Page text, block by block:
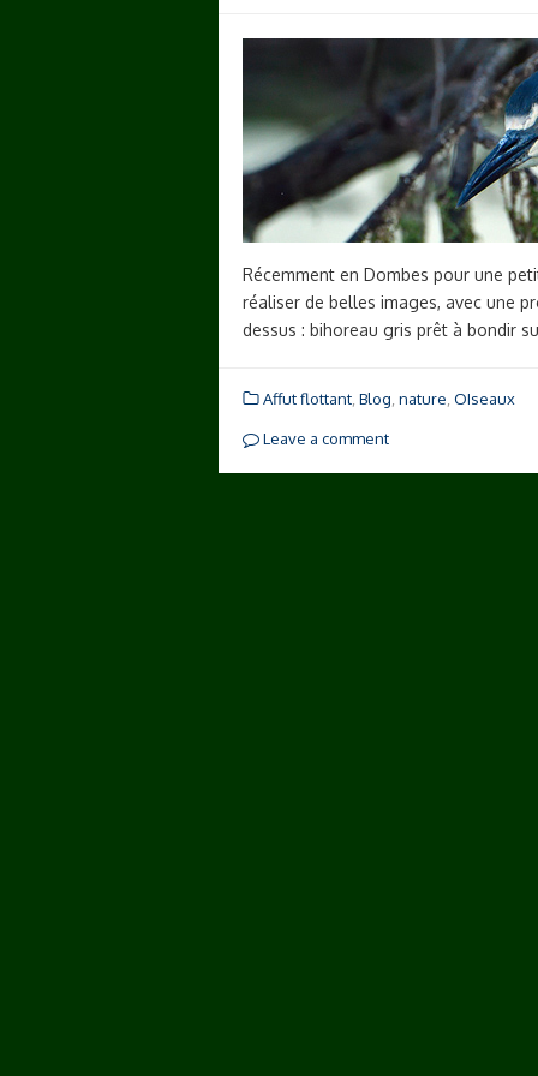
Récemment en Dombes pour une
réaliser de belles images, avec une
dessus : bihoreau gris prêt à bondir
Affut flottant Blog nature OIseaux
Leave a comment